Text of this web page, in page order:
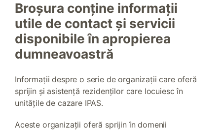
Broșura conține informații
utile de contact și servicii
disponibile în apropierea
dumneavoastră
Informații despre o serie de organizații care oferă
sprijin și asistență rezidenților care locuiesc în
unitățile de cazare IPAS.
Aceste organizații oferă sprijin în domenii